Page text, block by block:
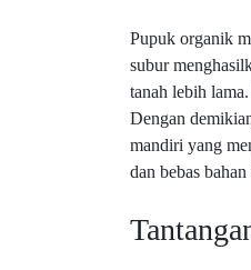
Pupuk organik
subur
tanah lebih
Dengan
mandiri yang
dan bebas